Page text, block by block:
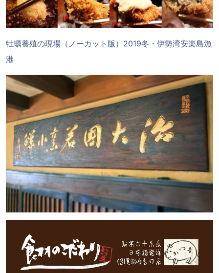
牡蠣養殖の現場（ノーカット版）2019冬・伊勢湾安楽島漁
港